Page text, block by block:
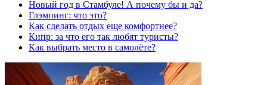
Новый год в Стамбуле! А почему бы и да?
Глэмпинг: что это?
Как сделать отдых еще комфортнее?
Кипр: за что его так любят туристы?
Как выбрать место в самолёте?